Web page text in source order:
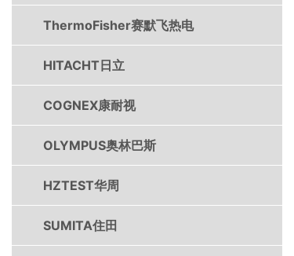
ThermoFisher赛默飞热电
HITACHT日立
COGNEX康耐视
OLYMPUS奥林巴斯
HZTEST华周
SUMITA住田